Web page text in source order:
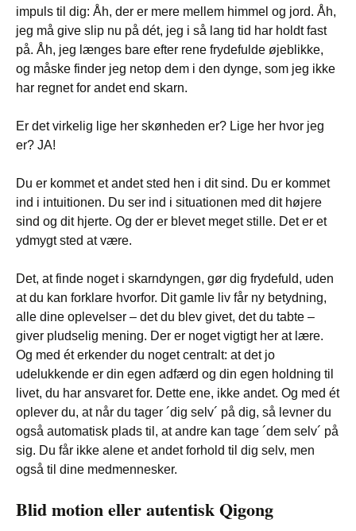
impuls til dig: Åh, der er mere mellem himmel og jord. Åh,
jeg må give slip nu på dét, jeg i så lang tid har holdt fast
på. Åh, jeg længes bare efter rene frydefulde øjeblikke,
og måske finder jeg netop dem i den dynge, som jeg ikke
har regnet for andet end skarn.
Er det virkelig lige her skønheden er? Lige her hvor jeg
er? JA!
Du er kommet et andet sted hen i dit sind. Du er kommet
ind i intuitionen. Du ser ind i situationen med dit højere
sind og dit hjerte. Og der er blevet meget stille. Det er et
ydmygt sted at være.
Det, at finde noget i skarndyngen, gør dig frydefuld, uden
at du kan forklare hvorfor. Dit gamle liv får ny betydning,
alle dine oplevelser – det du blev givet, det du tabte –
giver pludselig mening. Der er noget vigtigt her at lære.
Og med ét erkender du noget centralt: at det jo
udelukkende er din egen adfærd og din egen holdning til
livet, du har ansvaret for. Dette ene, ikke andet. Og med ét
oplever du, at når du tager ´dig selv´ på dig, så levner du
også automatisk plads til, at andre kan tage ´dem selv´ på
sig. Du får ikke alene et andet forhold til dig selv, men
også til dine medmennesker.
Blid motion eller autentisk Qigong